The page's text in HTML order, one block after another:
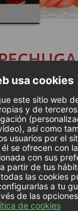
usa cookies
este sitio web
y de
así como
usuarios por el
se ofrecen con
con sus
partir de tus
las cookies
a tu
de las
de cookies
tiene
kJ (108,3 kcal)
0,3 g
0 g